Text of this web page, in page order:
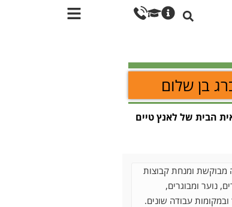
בן שלום
הבית של לאנץ טיים
מבוקשת ומנחת קבוצות
נוער ומבוגרים,
עבודה שונים.